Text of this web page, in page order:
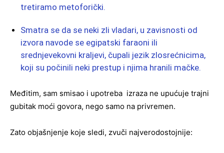
tretiramo metoforički.
Smatra se da se neki zli vladari, u zavisnosti od
izvora navode se egipatski faraoni ili
srednjevekovni kraljevi, čupali jezik zlosrećnicima,
koji su počinili neki prestup i njima hranili mačke.
Međitim, sam smisao i upotreba izraza ne upućuje trajni
gubitak moći govora, nego samo na privremen.
Zato objašnjenje koje sledi, zvuči najverodostojnije: